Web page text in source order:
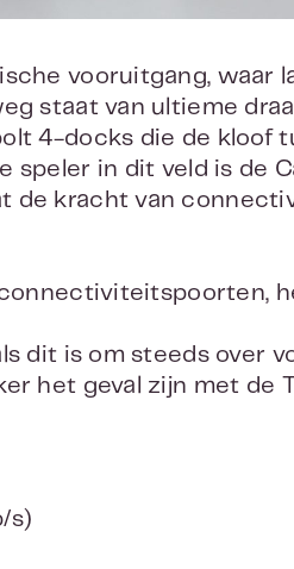
vooruitgang, waar
staat van ultieme
4-docks die de
speler in dit veld is de
de kracht van
dit is om steeds over
het geval zijn met de
s)